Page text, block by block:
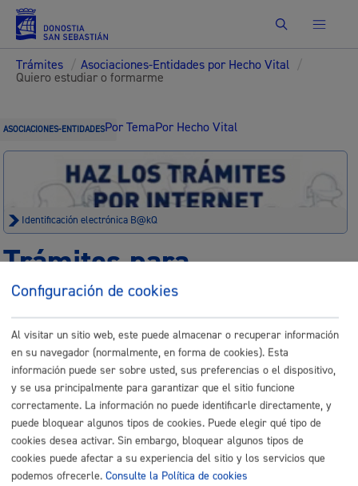
Buscar
Trámites / Asociaciones-Entidades por Hecho Vital /
Quiero estudiar o formarme
ASOCIACIONES-ENTIDADESPor TemaPor Hecho Vital
Identificación electrónica B@kQ
Trámites para
Asociaciones-Entidades
Sede electrónica Nota legal
Buscar
Listado completo de Trámites
Quiero estudiar o formarme
Configuración de cookies
Al visitar un sitio web, este puede almacenar o recuperar información
en su navegador (normalmente, en forma de cookies). Esta
información puede ser sobre usted, sus preferencias o el dispositivo,
y se usa principalmente para garantizar que el sitio funcione
correctamente. La información no puede identificarle directamente, y
puede bloquear algunos tipos de cookies. Puede elegir qué tipo de
cookies desea activar. Sin embargo, bloquear algunos tipos de
cookies puede afectar a su experiencia del sitio y los servicios que
podemos ofrecerle. Consulte la Política de cookies